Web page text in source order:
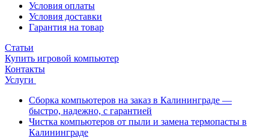
Условия оплаты
Условия доставки
Гарантия на товар
Статьи
Купить игровой компьютер
Контакты
Услуги
Сборка компьютеров на заказ в Калининграде —
быстро, надежно, с гарантией
Чистка компьютеров от пыли и замена термопасты в
Калининграде